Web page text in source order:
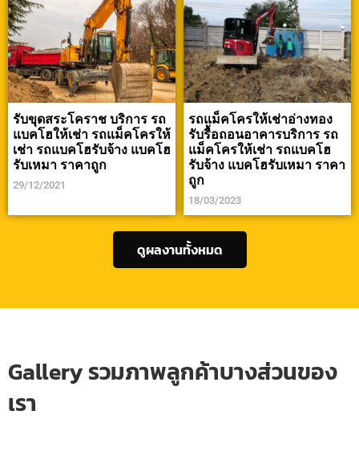
รับขุดสระโคราช บริการ รถ
แบคโฮให้เช่า รถแม็คโครให้
เช่า รถแบคโฮรับจ้าง แบคโฮ
รับเหมา ราคาถูก
29/12/2021
รถแม็คโครให้เช่าอ่างทอง
รับรื้อถอนอาคารบริการ รถ
แม็คโครให้เช่า รถแบคโฮ
รับจ้าง แบคโฮรับเหมา ราคา
ถูก
18/03/2023
ดูผลงานทั้งหมด
Gallery รวมภาพลูกค้าบางส่วนของ
เรา